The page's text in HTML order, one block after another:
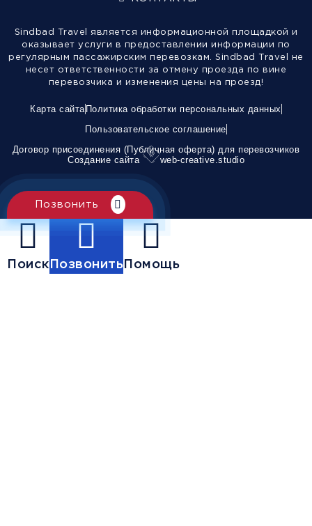
Sindbad Travel является информационной площадкой и
оказывает услуги в предоставлении информации по
регулярным пассажирским перевозкам. Sindbad Travel не
несет ответственности за отмену проезда по вине
перевозчика и изменения цены на проезд!
Карта сайта Политика обработки персональных данных
Пользовательское соглашение
Договор присоединения (Публичная оферта) для перевозчиков
Создание сайта
web-creative.studio
Позвонить
ПоискПозвонитьПомощь